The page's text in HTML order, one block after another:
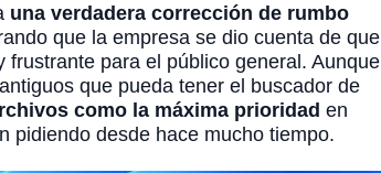
una verdadera corrección de rumbo
que la empresa se dio cuenta de que
para el público general. Aunque
que pueda tener el buscador de
como la máxima prioridad en
pidiendo desde hace mucho tiempo.